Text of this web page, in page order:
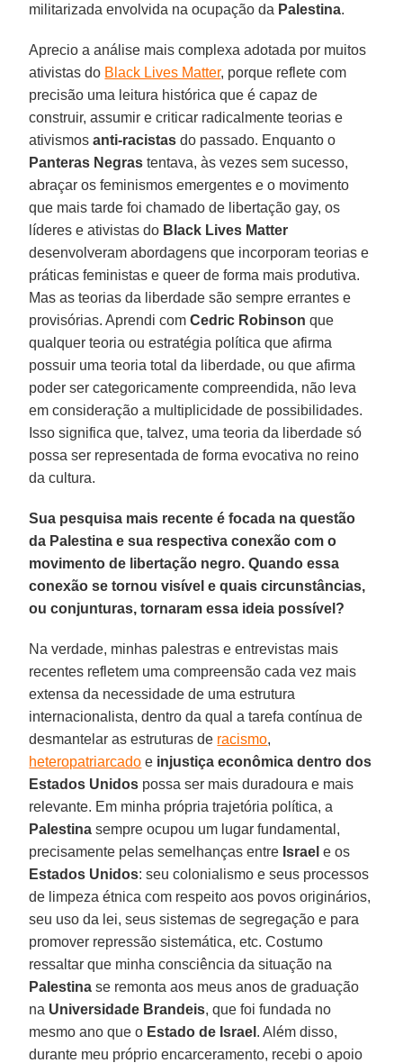
militarizada envolvida na ocupação da Palestina.
Aprecio a análise mais complexa adotada por muitos
ativistas do Black Lives Matter, porque reflete com
precisão uma leitura histórica que é capaz de
construir, assumir e criticar radicalmente teorias e
ativismosanti-racistas do passado. Enquanto o
Panteras Negras tentava, às vezes sem sucesso,
abraçar os feminismos emergentes e o movimento
que mais tarde foi chamado de libertação gay, os
líderes e ativistas do Black Lives Matter
desenvolveram abordagens que incorporam teorias e
práticas feministas e queer de forma mais produtiva.
Mas as teorias da liberdade são sempre errantes e
provisórias. Aprendi comCedric Robinson que
qualquer teoria ou estratégia política que afirma
possuir uma teoria total da liberdade, ou que afirma
poder ser categoricamente compreendida, não leva
em consideração a multiplicidade de possibilidades.
Isso significa que, talvez, uma teoria da liberdade só
possa ser representada de forma evocativa no reino
da cultura.
Sua pesquisa mais recente é focada na questão
da Palestina e sua respectiva conexão com o
movimento de libertação negro. Quando essa
conexão se tornou visível e quais circunstâncias,
ou conjunturas, tornaram essa ideia possível?
Na verdade, minhas palestras e entrevistas mais
recentes refletem uma compreensão cada vez mais
extensa da necessidade de uma estrutura
internacionalista, dentro da qual a tarefa contínua de
desmantelar as estruturas de racismo,
heteropatriarcado e injustiça econômica dentro dos
Estados Unidos possa ser mais duradoura e mais
relevante. Em minha própria trajetória política, a
Palestina sempre ocupou um lugar fundamental,
precisamente pelas semelhanças entre Israel e os
Estados Unidos: seu colonialismo e seus processos
de limpeza étnica com respeito aos povos originários,
seu uso da lei, seus sistemas de segregação e para
promover repressão sistemática, etc. Costumo
ressaltar que minha consciência da situação na
Palestina se remonta aos meus anos de graduação
na Universidade Brandeis, que foi fundada no
mesmo ano que o Estado de Israel . Além disso,
durante meu próprio encarceramento, recebi o apoio